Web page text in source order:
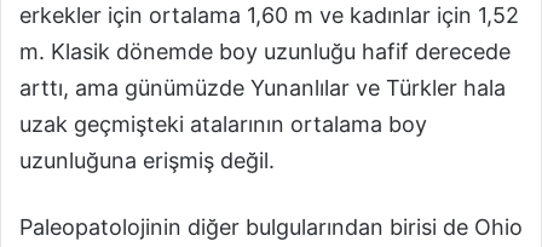
erkekler için ortalama 1,60 m ve kadınlar için 1,52
m. Klasik dönemde boy uzunluğu hafif derecede
arttı, ama günümüzde Yunanlılar ve Türkler hala
uzak geçmişteki atalarının ortalama boy
uzunluğuna erişmiş değil.
Paleopatolojinin diğer bulgularından birisi de Ohio